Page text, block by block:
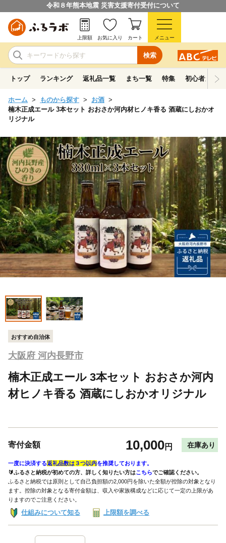
令和８年熊本地震 災害支援寄付受付について
検索
上限額 お気に入り カート メニュー
トップ ランキング 返礼品一覧 まち一覧 特集 初心者ガイド
ホーム ものから探す
お酒
楠木正成エール 3本セット おおさか河内材ヒノキ香る 酒蔵にしおかオ
リジナル
おすすめ自治体
大阪府 河内長野市
楠木正成エール 3本セット おおさか河内
材ヒノキ香る 酒蔵にしおかオリジナル
寄付金額 10,000円 在庫あり
一度に決済する返礼品数は３つ以内を推奨しております。
🔰ふるさと納税が初めての方、詳しく知りたい方はこちらでご確認ください。
ふるさと納税では原則として自己負担額の2,000円を除いた全額が控除の対象となり
ます。控除の対象となる寄付金額は、収入や家族構成などに応じて一定の上限があ
りますのでご注意ください。
仕組みについて知る 上限額を調べる